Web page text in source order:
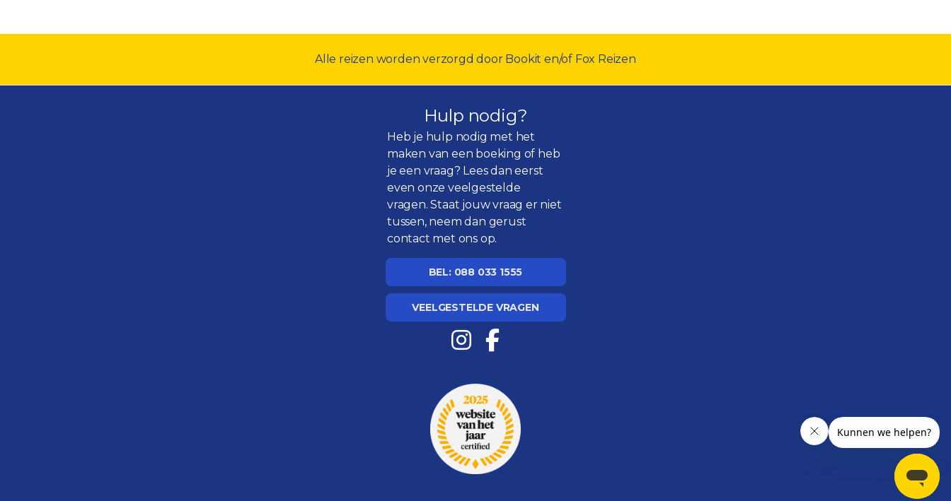
Alle reizen worden verzorgd door Bookit en/of Fox Reizen
Hulp nodig?
Heb je hulp nodig met het
maken van een boeking of heb
je een vraag? Lees dan eerst
even onzeveelgestelde
vragen. Staat jouw vraag er niet
tussen, neem dan gerust
contact met ons op.
BEL: 088 033 1555
VEELGESTELDE VRAGEN